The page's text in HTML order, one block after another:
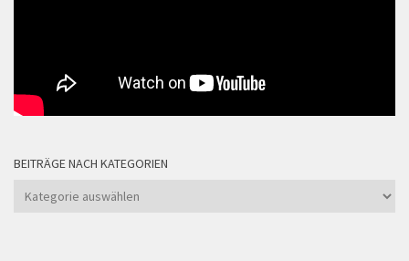
BEITRÄGE NACH KATEGORIEN
Beiträge